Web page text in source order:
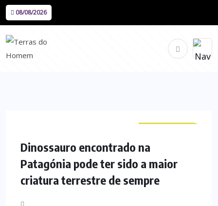
08/08/2026
Dinossauro encontrado na
Patagónia pode ter sido a maior
criatura terrestre de sempre